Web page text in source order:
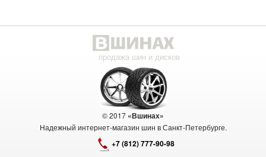
продажа шин и дисков
© 2017 «Вшинах»
Надежный интернет-магазин шин в Санкт-Петербурге.
+7 (812) 777-90-98